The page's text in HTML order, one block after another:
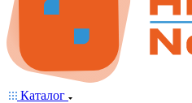
Каталог